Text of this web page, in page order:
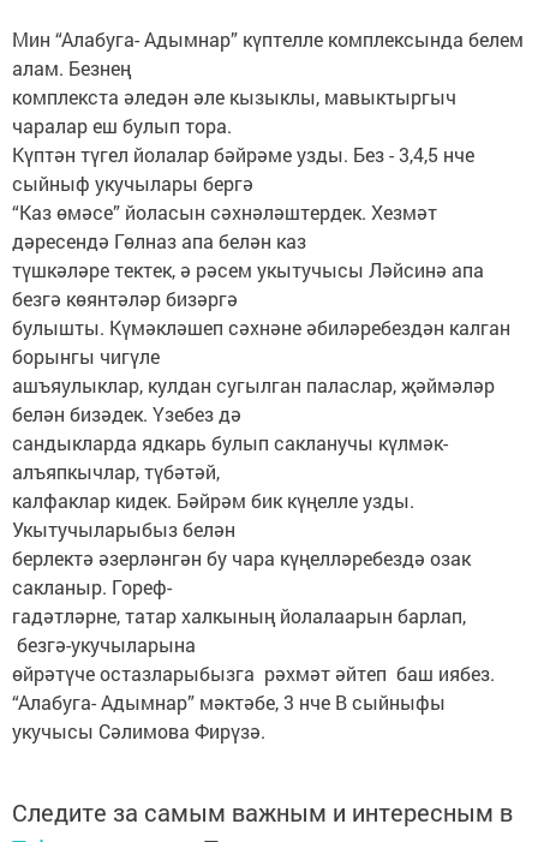
Мин “Алабуга- Адымнар” күптелле комплексында белем
алам. Безнең
комплекста әледән әле кызыклы, мавыктыргыч
чаралар еш булып тора.
Күптән түгел йолалар бәйрәме узды. Без - 3,4,5 нче
сыйныф укучылары бергә
“Каз өмәсе” йоласын сәхнәләштердек. Хезмәт
дәресендә Гөлназ апа белән каз
түшкәләре тектек, ә рәсем укытучысы Ләйсинә апа
безгә көянтәләр бизәргә
булышты. Күмәкләшеп сәхнәне әбиләребездән калган
борынгы чигүле
ашъяулыклар, кулдан сугылган паласлар, җәймәләр
белән бизәдек. Үзебез дә
сандыкларда ядкарь булып сакланучы күлмәк-
алъяпкычлар, түбәтәй,
калфаклар кидек. Бәйрәм бик күңелле узды.
Укытучыларыбыз белән
берлектә әзерләнгән бу чара күңелләребездә озак
сакланыр. Гореф-
гадәтләрне, татар халкының йолалаарын барлап,
безгә-укучыларына
өйрәтүче остазларыбызга рәхмәт әйтеп баш иябез.
“Алабуга- Адымнар” мәктәбе, 3 нче В сыйныфы
укучысы Сәлимова Фирүзә.
Следите за самым важным и интересным в